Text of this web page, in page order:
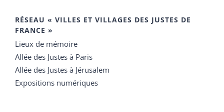
RÉSEAU « VILLES ET VILLAGES DES JUSTES DE
FRANCE »
Lieux de mémoire
Allée des Justes à Paris
Allée des Justes à Jérusalem
Expositions numériques